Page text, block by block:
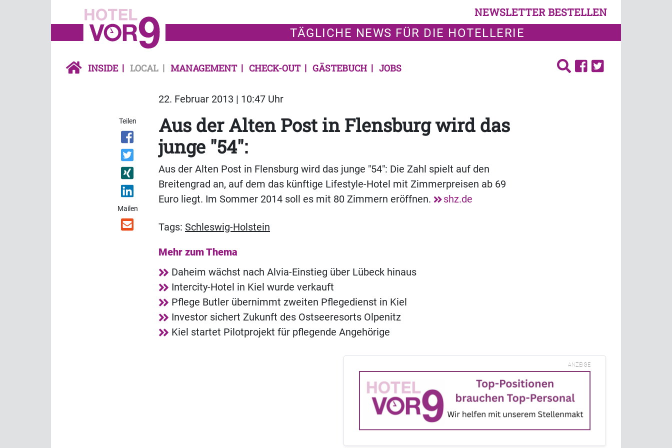
NEWSLETTER BESTELLEN
TÄGLICHE NEWS FÜR DIE HOTELLERIE
INSIDE LOCAL MANAGEMENT CHECK-OUT GÄSTEBUCH JOBS
22. Februar 2013 | 10:47 Uhr
Teilen
Mailen
Aus der Alten Post in Flensburg wird das
junge "54":
Aus der Alten Post in Flensburg wird das junge "54": Die Zahl spielt auf den
Breitengrad an, auf dem das künftige Lifestyle-Hotel mit Zimmerpreisen ab 69
Euro liegt. Im Sommer 2014 soll es mit 80 Zimmern eröffnen.
shz.de
Tags: Schleswig-Holstein
Mehr zum Thema
Daheim wächst nach Alvia-Einstieg über Lübeck hinaus
Intercity-Hotel in Kiel wurde verkauft
Pflege Butler übernimmt zweiten Pflegedienst in Kiel
Investor sichert Zukunft des Ostseeresorts Olpenitz
Kiel startet Pilotprojekt für pflegende Angehörige
ANZEIGE